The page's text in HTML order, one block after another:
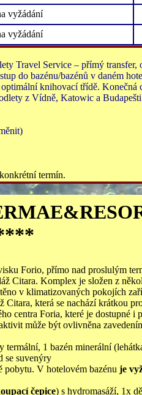
vyžádání
vyžádání
Travel Service – přímý transfer,
do bazénu/bazénů v daném
knihovací třídě. Konečná
z Vídně, Katowic a
termín.
Forio, přímo nad proslulým
Citara. Komplex je složen z
v klimatizovaných pokojích
která se nachází krátkou
centra Foria, které je dostupné i
může být ovlivněna
1 bazén minerální
se suvenýry
pobytu. V hotelovém bazénu je
čepice) s hydromasáží, 1x